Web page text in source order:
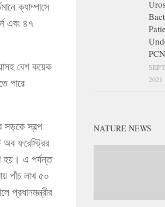
ক্যাম্পাসে
এবং ৪৭
বেশ কয়েক
পারে
সড়কে স্বল্প
অব ফরেস্ট্রির
হয়। এ পর্যন্ত
পাঁচ লাখ ৫০
প্রধানমন্ত্রীর
2021
NATURE NEWS